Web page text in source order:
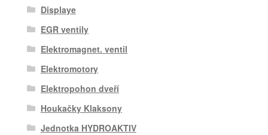
Displaye
EGR ventily
Elektromagnet. ventil
Elektromotory
Elektropohon dveří
Houkačky Klaksony
Jednotka HYDROAKTIV